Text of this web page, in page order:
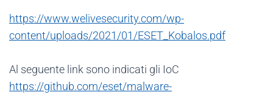
https://www.welivesecurity.com/wp-
content/uploads/2021/01/ESET_Kobalos.pdf
Al seguente link sono indicati gli IoC
https://github.com/eset/malware-